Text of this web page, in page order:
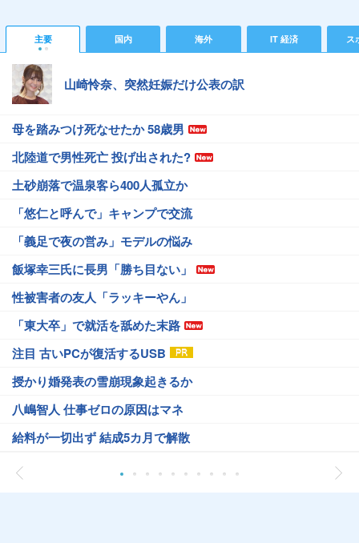
主要 国内 海外 IT 経済 ス
山崎怜奈、突然妊娠だけ公表の訳
母を踏みつけ死なせたか 58歳男
北陸道で男性死亡 投げ出された?
土砂崩落で温泉客ら400人孤立か
「悠仁と呼んで」キャンプで交流
「義足で夜の営み」モデルの悩み
飯塚幸三氏に長男「勝ち目ない」
性被害者の友人「ラッキーやん」
「東大卒」で就活を舐めた末路
注目 古いPCが復活するUSB
授かり婚発表の雪崩現象起きるか
八嶋智人 仕事ゼロの原因はマネ
給料が一切出ず 結成5カ月で解散